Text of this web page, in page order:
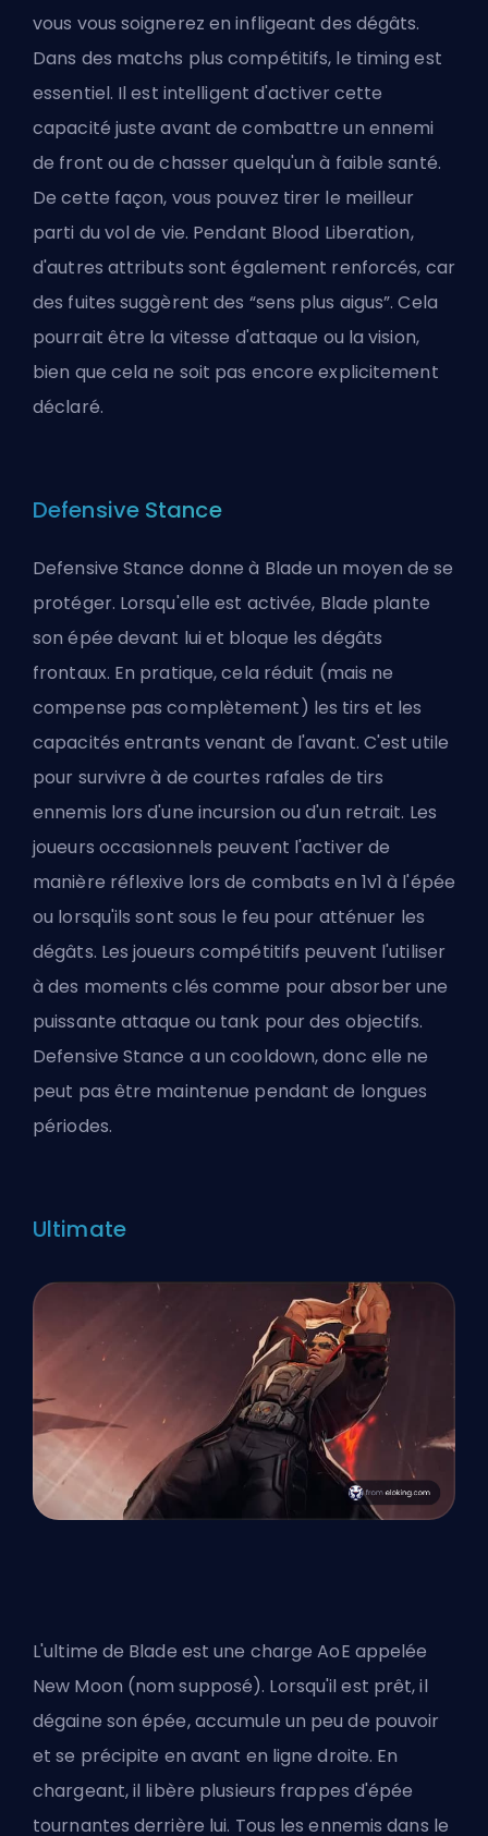
vous vous soignerez en infligeant des dégâts.
Dans des matchs plus compétitifs, le timing est
essentiel. Il est intelligent d'activer cette
capacité juste avant de combattre un ennemi
de front ou de chasser quelqu'un à faible santé.
De cette façon, vous pouvez tirer le meilleur
parti du vol de vie. Pendant Blood Liberation,
d'autres attributs sont également renforcés, car
des fuites suggèrent des “sens plus aigus”. Cela
pourrait être la vitesse d'attaque ou la vision,
bien que cela ne soit pas encore explicitement
déclaré.
Defensive Stance
Defensive Stance donne à Blade un moyen de se
protéger. Lorsqu'elle est activée, Blade plante
son épée devant lui et bloque les dégâts
frontaux. En pratique, cela réduit (mais ne
compense pas complètement) les tirs et les
capacités entrants venant de l'avant. C'est utile
pour survivre à de courtes rafales de tirs
ennemis lors d'une incursion ou d'un retrait. Les
joueurs occasionnels peuvent l'activer de
manière réflexive lors de combats en 1v1 à l'épée
ou lorsqu'ils sont sous le feu pour atténuer les
dégâts. Les joueurs compétitifs peuvent l'utiliser
à des moments clés comme pour absorber une
puissante attaque ou tank pour des objectifs.
Defensive Stance a un cooldown, donc elle ne
peut pas être maintenue pendant de longues
périodes.
Ultimate
L'ultime de Blade est une charge AoE appelée
New Moon (nom supposé). Lorsqu'il est prêt, il
dégaine son épée, accumule un peu de pouvoir
et se précipite en avant en ligne droite. En
chargeant, il libère plusieurs frappes d'épée
tournantes derrière lui. Tous les ennemis dans le